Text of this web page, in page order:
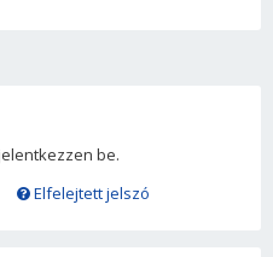
be.
Elfelejtett jelszó